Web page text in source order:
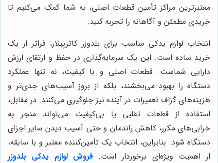
معتبرترین مراکز تأمین قطعات اصلی، به شما کمک می‌کنیم تا
خریدی مطمئن و آگاهانه را تجربه کنید.
انتخاب لوازم یدکی مناسب برای بلدوزر کاترپیلار، فراتر از یک
خرید ساده است. این یک سرمایه‌گذاری در حفظ و ارتقای ارزش
دارایی شماست. قطعات اصلی و با کیفیت، نه تنها عملکرد
دستگاه را بهبود می‌بخشند، بلکه از بروز آسیب‌های جدی‌تر و
هزینه‌های گزاف تعمیرات در آینده نیز جلوگیری می‌کنند. در مقابل،
استفاده از قطعات تقلبی یا بی‌کیفیت می‌تواند منجر به
خرابی‌های مکرر، کاهش راندمان و حتی آسیب دیدن سایر اجزای
دستگاه شود. بنابراین، انتخاب یک تأمین‌کننده معتبر و با سابقه،
از اهمیت ویژه‌ای برخوردار است.فروش لوازم یدکی بلدوزر